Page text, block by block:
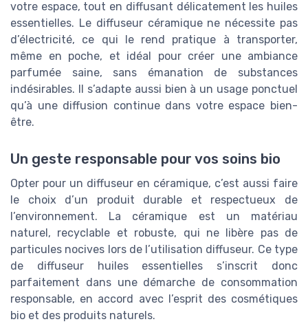
votre espace, tout en diffusant délicatement les huiles
essentielles. Le diffuseur céramique ne nécessite pas
d’électricité, ce qui le rend pratique à transporter,
même en poche, et idéal pour créer une ambiance
parfumée saine, sans émanation de substances
indésirables. Il s’adapte aussi bien à un usage ponctuel
qu’à une diffusion continue dans votre espace bien-
être.
Un geste responsable pour vos soins bio
Opter pour un diffuseur en céramique, c’est aussi faire
le choix d’un produit durable et respectueux de
l’environnement. La céramique est un matériau
naturel, recyclable et robuste, qui ne libère pas de
particules nocives lors de l’utilisation diffuseur. Ce type
de diffuseur huiles essentielles s’inscrit donc
parfaitement dans une démarche de consommation
responsable, en accord avec l’esprit des cosmétiques
bio et des produits naturels.